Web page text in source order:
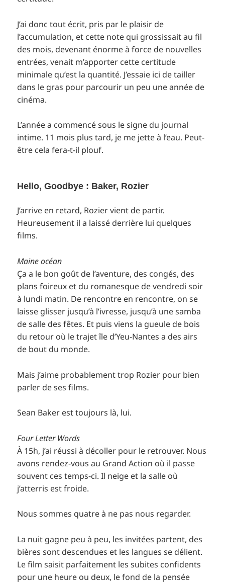
J’ai donc tout écrit, pris par le plaisir de
l’accumulation, et cette note qui grossissait au fil
des mois, devenant énorme à force de nouvelles
entrées, venait m’apporter cette certitude
minimale qu’est la quantité. J’essaie ici de tailler
dans le gras pour parcourir un peu une année de
cinéma.
L’année a commencé sous le signe du journal
intime. 11 mois plus tard, je me jette à l’eau. Peut-
être cela fera-t-il plouf.
Hello, Goodbye : Baker, Rozier
J’arrive en retard, Rozier vient de partir.
Heureusement il a laissé derrière lui quelques
films.
Maine océan
Ça a le bon goût de l’aventure, des congés, des
plans foireux et du romanesque de vendredi soir
à lundi matin. De rencontre en rencontre, on se
laisse glisser jusqu’à l’ivresse, jusqu’à une samba
de salle des fêtes. Et puis viens la gueule de bois
du retour où le trajet île d’Yeu-Nantes a des airs
de bout du monde.
Mais j’aime probablement trop Rozier pour bien
parler de ses films.
Sean Baker est toujours là, lui.
Four Letter Words
À 15h, j’ai réussi à décoller pour le retrouver. Nous
avons rendez-vous au Grand Action où il passe
souvent ces temps-ci. Il neige et la salle où
j’atterris est froide.
Nous sommes quatre à ne pas nous regarder.
La nuit gagne peu à peu, les invitées partent, des
bières sont descendues et les langues se délient.
Le film saisit parfaitement les subites confidents
pour une heure ou deux, le fond de la pensée